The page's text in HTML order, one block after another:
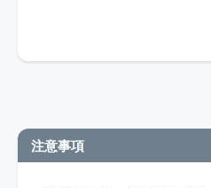
注意事項